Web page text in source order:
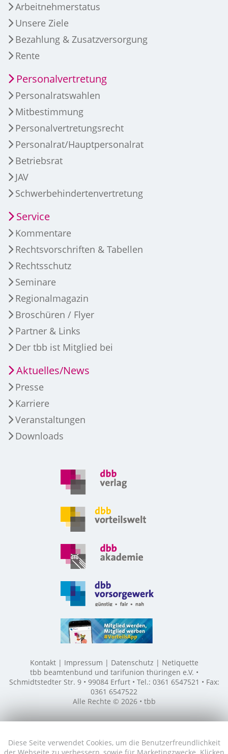
Diese Seite verwendet Cookies, um die Benutzerfreundlichkeit
Arbeitnehmerstatus
Unsere Ziele
Bezahlung & Zusatzversorgung
Rente
Personalvertretung
Personalratswahlen
Mitbestimmung
Personalvertretungsrecht
Personalrat/Hauptpersonalrat
Betriebsrat
JAV
Schwerbehindertenvertretung
Service
Kommentare
Rechtsvorschriften & Tabellen
Rechtsschutz
Seminare
Regionalmagazin
Broschüren / Flyer
Partner & Links
Der tbb ist Mitglied bei
Aktuelles/News
Presse
Karriere
Veranstaltungen
Downloads
Kontakt Impressum Datenschutz
Netiquette
tbb beamtenbund und tarifunion thüringen e.V. •
Schmidtstedter Str. 9 • 99084 Erfurt • Tel.: 0361 6547521 • Fax:
0361 6547522
Alle Rechte © 2026 • tbb